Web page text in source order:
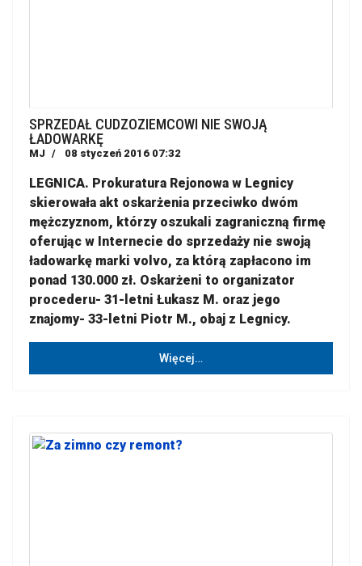
SPRZEDAŁ CUDZOZIEMCOWI NIE SWOJĄ
ŁADOWARKĘ
MJ 08 styczeń 2016 07:32
LEGNICA. Prokuratura Rejonowa w Legnicy
skierowała akt oskarżenia przeciwko dwóm
mężczyznom, którzy oszukali zagraniczną firmę
oferując w Internecie do sprzedaży nie swoją
ładowarkę marki volvo, za którą zapłacono im
ponad 130.000 zł. Oskarżeni to organizator
procederu- 31-letni Łukasz M. oraz jego
znajomy- 33-letni Piotr M., obaj z Legnicy.
Więcej…